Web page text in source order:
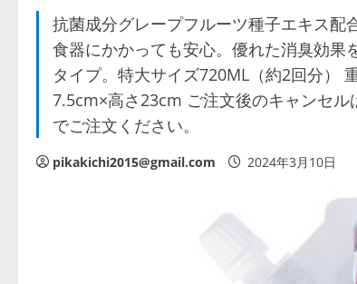
抗菌成分グレープフルーツ種子エキス配
食器にかかっても安心。優れた消臭効果
タイプ。特大サイズ720ML（約2回分）
7.5cm×高さ23cm ご注文後のキャンセ
でご注文ください。
pikakichi2015@gmail.com 2024年3月10日